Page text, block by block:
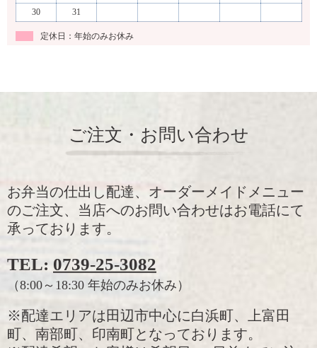
30
31
定休日：年始のみお休み
ご注文・お問い合わせ
お弁当の仕出し配達、オーダーメイドメニュー
のご注文、当店へのお問い合わせはお電話にて
承っております。
TEL: 0739-25-3082
（8:00～18:30 年始のみお休み）
※配達エリアは田辺市中心に白浜町、上富田
町、南部町、印南町となっております。